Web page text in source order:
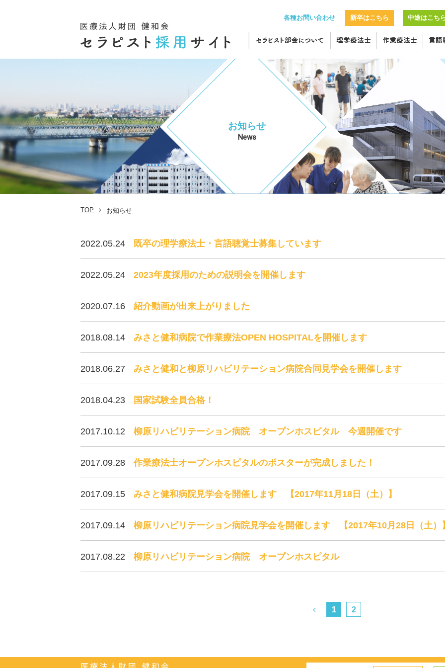
各種お問い合わせ 新卒はこちら 中途はこち
お知らせ
News
TOP お知らせ
2022.05.24 既卒の理学療法士・言語聴覚士募集しています
2022.05.24 2023年度採用のための説明会を開催します
2020.07.16 紹介動画が出来上がりました
2018.08.14 みさと健和病院で作業療法OPEN HOSPITALを開催します
2018.06.27 みさと健和と柳原リハビリテーション病院合同見学会を開催します
2018.04.23 国家試験全員合格！
2017.10.12 柳原リハビリテーション病院 オープンホスピタル 今週開催です
2017.09.28 作業療法士オープンホスピタルのポスターが完成しました！
2017.09.15 みさと健和病院見学会を開催します 【2017年11月18日（土）】
2017.09.14 柳原リハビリテーション病院見学会を開催します 【2017年10月28日（土）
2017.08.22 柳原リハビリテーション病院 オープンホスピタル
1 2